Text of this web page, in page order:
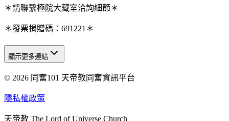
＊請聯繫極院大藏室洽詢細節＊
＊發票捐贈碼：691221＊
天人研究總院
天人研究學院
顯示更多連結
© 2026 同奮101 天帝教同奮資訊平台
隱私權政策
天帝教 The Lord of Universe Church